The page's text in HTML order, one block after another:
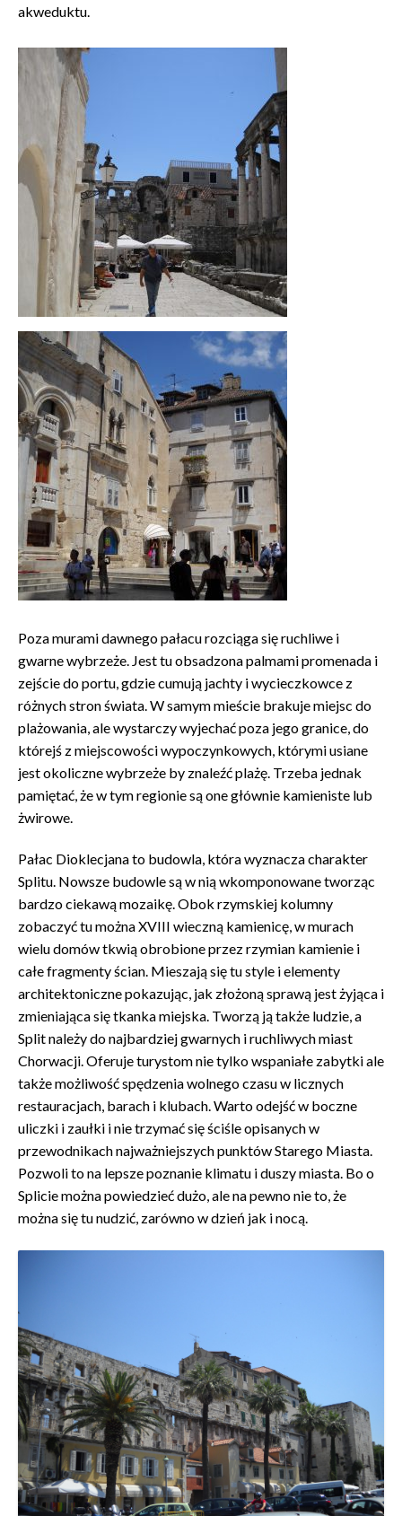
akweduktu.
Poza murami dawnego pałacu rozciąga się ruchliwe i
gwarne wybrzeże. Jest tu obsadzona palmami promenada i
zejście do portu, gdzie cumują jachty i wycieczkowce z
różnych stron świata. W samym mieście brakuje miejsc do
plażowania, ale wystarczy wyjechać poza jego granice, do
którejś z miejscowości wypoczynkowych, którymi usiane
jest okoliczne wybrzeże by znaleźć plażę. Trzeba jednak
pamiętać, że w tym regionie są one głównie kamieniste lub
żwirowe.
Pałac Dioklecjana to budowla, która wyznacza charakter
Splitu. Nowsze budowle są w nią wkomponowane tworząc
bardzo ciekawą mozaikę. Obok rzymskiej kolumny
zobaczyć tu można XVIII wieczną kamienicę, w murach
wielu domów tkwią obrobione przez rzymian kamienie i
całe fragmenty ścian. Mieszają się tu style i elementy
architektoniczne pokazując, jak złożoną sprawą jest żyjąca i
zmieniająca się tkanka miejska. Tworzą ją także ludzie, a
Split należy do najbardziej gwarnych i ruchliwych miast
Chorwacji. Oferuje turystom nie tylko wspaniałe zabytki ale
także możliwość spędzenia wolnego czasu w licznych
restauracjach, barach i klubach. Warto odejść w boczne
uliczki i zaułki i nie trzymać się ściśle opisanych w
przewodnikach najważniejszych punktów Starego Miasta.
Pozwoli to na lepsze poznanie klimatu i duszy miasta. Bo o
Splicie można powiedzieć dużo, ale na pewno nie to, że
można się tu nudzić, zarówno w dzień jak i nocą.